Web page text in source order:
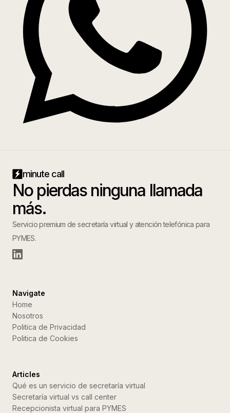
minute call
No pierdas ninguna llamada
más.
Servicio premium de secretaría virtual y atención telefónica para
PYMES.
Navigate
Home
Nosotros
Politica de Privacidad
Politica de Cookies
Articles
Qué es un servicio de secretaría virtual
Secretaría virtual vs call center
Recepcionista virtual para PYMES